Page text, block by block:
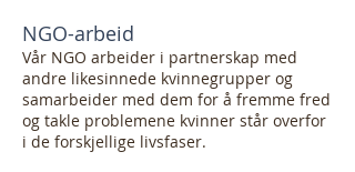
NGO-arbeid
Vår NGO arbeider i partnerskap med
andre likesinnede kvinnegrupper og
samarbeider med dem for å fremme fred
og takle problemene kvinner står overfor
i de forskjellige livsfaser.